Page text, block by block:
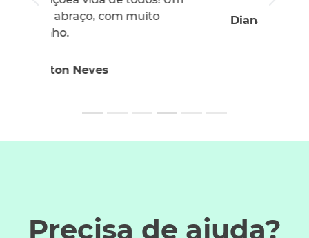
Diana Pires Santos
Precisa de ajuda?